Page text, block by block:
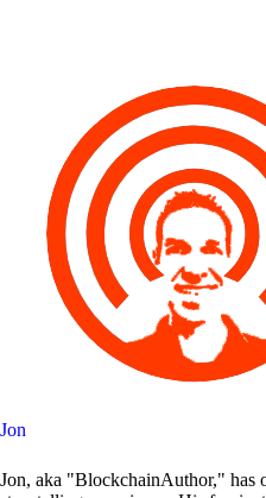
Jon
Jon, aka "BlockchainAuthor," has